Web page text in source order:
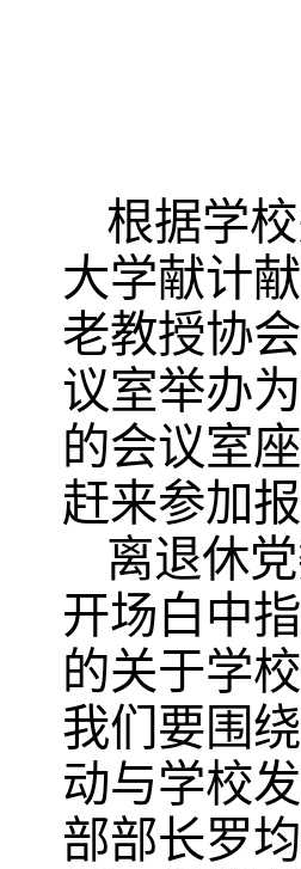
根据学
大学献计
老教授协
议室举办
的会议室
赶来参加报
离退休
开场白中
的关于学
我们要围
动与学校
部部长罗